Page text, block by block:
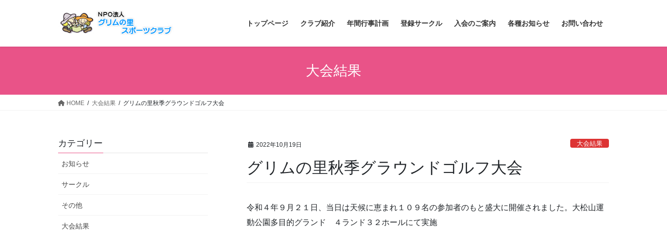
トップページ クラブ紹介 年間行事計画 登録サークル 入会のご案内 各種お知らせ お問い合わせ
大会結果
HOME 大会結果 グリムの里秋季グラウンドゴルフ大会
2022年10月19日 大会結果
グリムの里秋季グラウンドゴルフ大会
令和４年９月２１日、当日は天候に恵まれ１０９名の参加者のもと盛大に開催されました。大松山運
動公園多目的グランド ４ランド３２ホールにて実施
カテゴリー
お知らせ
サークル
その他
大会結果